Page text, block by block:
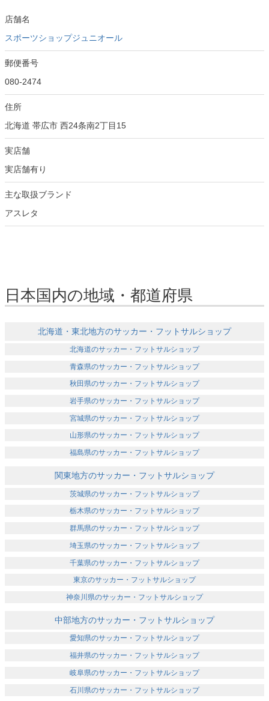
店舗名
スポーツショップジュニオール
郵便番号
080-2474
住所
北海道 帯広市 西24条南2丁目15
実店舗
実店舗有り
主な取扱ブランド
アスレタ
日本国内の地域・都道府県
北海道・東北地方のサッカー・フットサルショップ
北海道のサッカー・フットサルショップ
青森県のサッカー・フットサルショップ
秋田県のサッカー・フットサルショップ
岩手県のサッカー・フットサルショップ
宮城県のサッカー・フットサルショップ
山形県のサッカー・フットサルショップ
福島県のサッカー・フットサルショップ
関東地方のサッカー・フットサルショップ
茨城県のサッカー・フットサルショップ
栃木県のサッカー・フットサルショップ
群馬県のサッカー・フットサルショップ
埼玉県のサッカー・フットサルショップ
千葉県のサッカー・フットサルショップ
東京のサッカー・フットサルショップ
神奈川県のサッカー・フットサルショップ
中部地方のサッカー・フットサルショップ
愛知県のサッカー・フットサルショップ
福井県のサッカー・フットサルショップ
岐阜県のサッカー・フットサルショップ
石川県のサッカー・フットサルショップ